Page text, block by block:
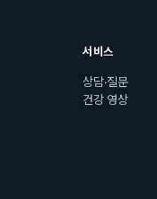
서비스
상담·질문
건강 영상